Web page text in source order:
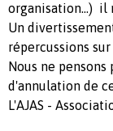
organisation...) il
Un
répercussions
Nous ne
d'annulation de
L'AJAS -